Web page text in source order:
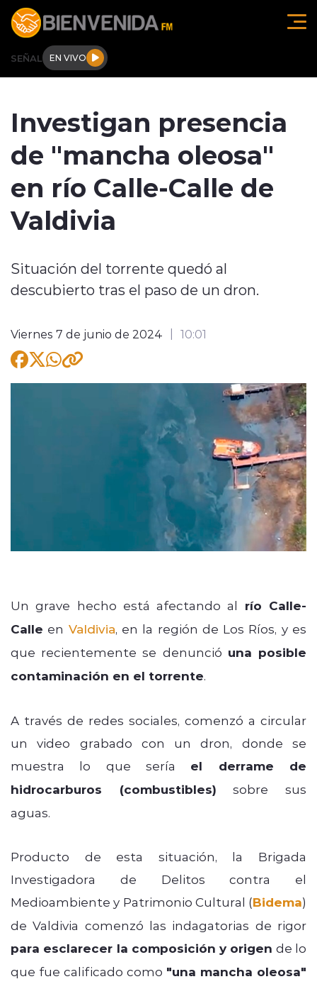
Click acá para ir directamente al contenido
SEÑAL EN VIVO
Actualidad
Tendencias
Deportes
Investigan presencia
de "mancha oleosa"
en río Calle-Calle de
Valdivia
Situación del torrente quedó al
descubierto tras el paso de un dron.
Viernes 7 de junio de 2024 10:01
Un grave hecho está afectando al río Calle-
Calle en Valdivia, en la región de Los Ríos, y es
que recientemente se denunció una posible
contaminación en el torrente.
A través de redes sociales, comenzó a circular
un video grabado con un dron, donde se
muestra lo que sería el derrame de
hidrocarburos (combustibles) sobre sus
aguas.
Producto de esta situación, la Brigada
Investigadora de Delitos contra el
Medioambiente y Patrimonio Cultural (Bidema)
de Valdivia comenzó las indagatorias de rigor
para esclarecer la composición y origen de lo
que fue calificado como "una mancha oleosa"